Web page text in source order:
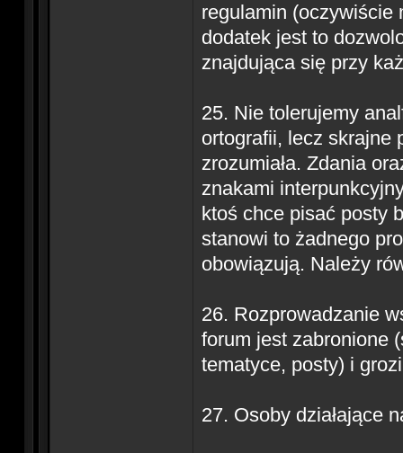
regulamin (oczywiście
dodatek jest to
znajdująca się przy
25. Nie tolerujemy
ortografii, lecz skrajne
zrozumiała. Zdania
znakami
ktoś chce pisać posty
stanowi to żadnego
obowiązują. Należy
26. Rozprowadzanie
forum jest zabronione
tematyce, posty) i
27. Osoby działające